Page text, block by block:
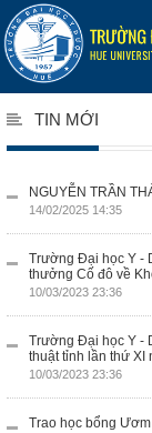
TIN MỚI
NGUYỄN TRẦN
14/02/2025 14:35
Trường Đại học Y -
thưởng Cố đô về
10/03/2023 23:36
Trường Đại học Y -
thuật tỉnh lần thứ XI
10/03/2023 23:36
Trao học bổng